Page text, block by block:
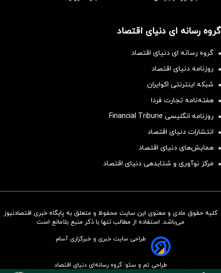
سرمایه‌گذاری همسنگ با شاخص
گروه رسانه ای دنیای اقتصاد
گروه رسانه ای دنیای اقتصاد
روزنامه دنیای اقتصاد
شبکه اینترنتی اکوایران
هفته‌نامه تجارت فردا
روزنامه انگلیسی Financial Tribune
انتشارات دنیای اقتصاد
همایش‌های دنیای اقتصاد
مرکز نوآوری و شتابدهی دنیای اقتصاد
کلیه حقوق مادی و معنوی این سایت محفوظ و متعلق به پایگاه خبری اقتصادنیوز
می‌باشد. استفاده از مطالب تنها با ذکر منبع بلامانع است
طراحی سایت خبری و خبرگزاری آسام
طراحی تم و سئو: گروه رسانه‌ای دنیای اقتصاد